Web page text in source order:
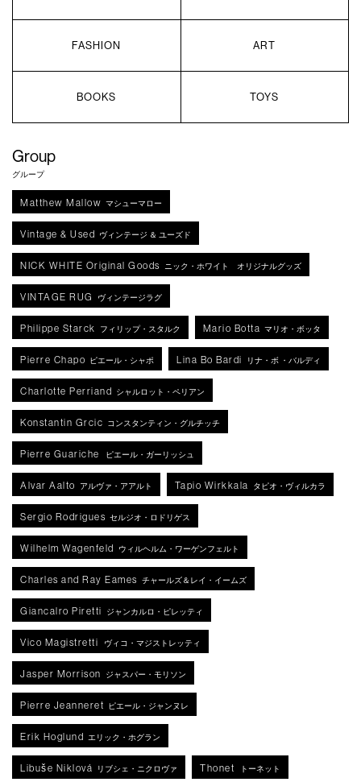
FASHION ART
BOOKS TOYS
Group
グループ
Matthew Mallow マシューマロー
Vintage & Used ヴィンテージ ＆ ユーズド
NICK WHITE Original Goods ニック・ホワイト オリジナルグッズ
VINTAGE RUG ヴィンテージラグ
Philippe Starck フィリップ・スタルク Mario Botta マリオ・ボッタ
Pierre Chapo ピエール・シャポ Lina Bo Bardi リナ・ボ ・バルディ
Charlotte Perriand シャルロット・ペリアン
Konstantin Grcic コンスタンティン・グルチッチ
Pierre Guariche ピエール・ガーリッシュ
Alvar Aalto アルヴァ・アアルト Tapio Wirkkala タピオ・ヴィルカラ
Sergio Rodrigues セルジオ・ロドリゲス
Wilhelm Wagenfeld ウィルヘルム・ワーゲンフェルト
Charles and Ray Eames チャールズ＆レイ・イームズ
Giancalro Piretti ジャンカルロ・ピレッティ
Vico Magistretti ヴィコ・マジストレッティ
Jasper Morrison ジャスパー・モリソン
Pierre Jeanneret ピエール・ジャンヌレ
Erik Hoglund エリック・ホグラン
Libuše Niklová リブシェ・ニクロヴァ Thonet トーネット